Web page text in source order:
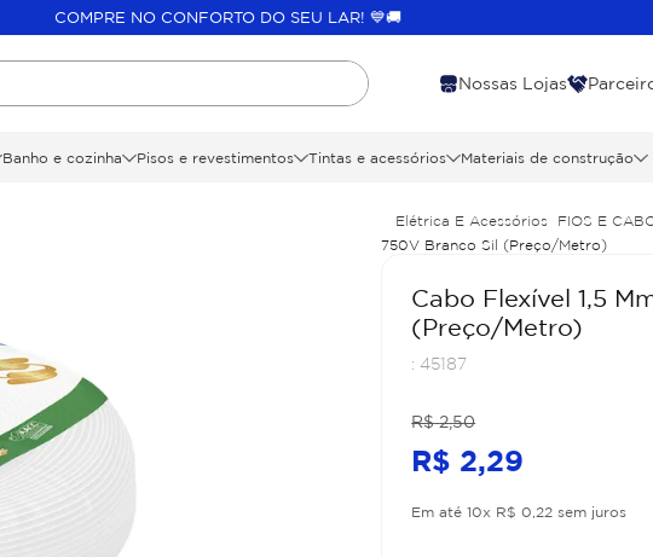
COMPRE NO CONFORTO DO SEU LAR! 💙🚚
Nossas Lojas
Banho e cozinha Pisos e revestimentos Tintas e acessórios Materiais de construção
Elétrica E Acessórios FIOS E
750V Branco Sil (Preço/Metro)
Cabo Flexível 1,5
(Preço/Metro)
: 45187
R$ 2,50
R$ 2,29
Em até10x R$ 0 22 sem juros